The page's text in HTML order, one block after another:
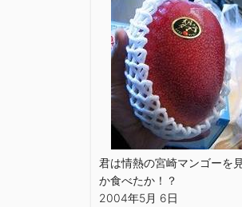
君は情熱の宮崎マンゴーを
か食べたか！？
2004年5月 6日